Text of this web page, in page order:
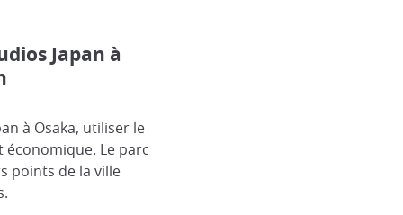
Japan à
à Osaka, utiliser le
Le parc
points de la ville